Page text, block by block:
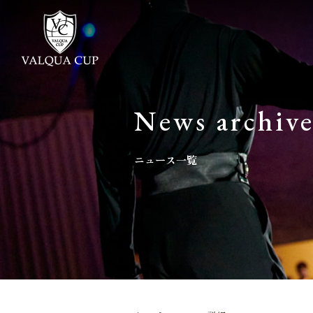
News
ニュース一覧